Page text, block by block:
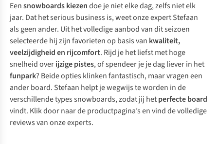
Eensnowboardskiezendoe je niet elke dag, zelfs niet elk
jaar. Dat hetserious business is, weet onze expert Stefaan
als geen ander. Uit het volledige aanbod van dit seizoen
selecteerde hij zijn favorieten op basis van kwaliteit,
veelzijdigheid en rijcomfort. Rijd je het liefst met hoge
snelheid overijzige pistes, of spendeer je je dag liever in het
funpark? Beide opties klinken fantastisch, maar vragen een
ander board. Stefaan helpt je wegwijs te worden in de
verschillende types snowboards, zodat jij hetperfecte board
vindt. Klik door naar de productpagina’s en vind de volledige
reviews van onze experts.